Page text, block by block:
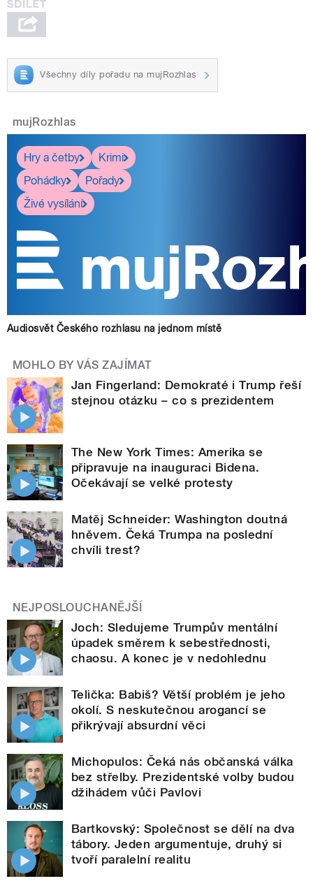
Všechny díly pořadu na mujRozhlas
mujRozhlas
Hry a četby
Krimi
Pohádky
Pořady
Živé vysílání
Audiosvět Českého rozhlasu na jednom místě
MOHLO BY VÁS ZAJÍMAT
Jan Fingerland: Demokraté i Trump řeší
stejnou otázku – co s prezidentem
The New York Times: Amerika se
připravuje na inauguraci Bidena.
Očekávají se velké protesty
Matěj Schneider: Washington doutná
hněvem. Čeká Trumpa na poslední
chvíli trest?
NEJPOSLOUCHANĚJŠÍ
Joch: Sledujeme Trumpův mentální
úpadek směrem k sebestřednosti,
chaosu. A konec je v nedohlednu
Telička: Babiš? Větší problém je jeho
okolí. S neskutečnou arogancí se
přikrývají absurdní věci
Michopulos: Čeká nás občanská válka
bez střelby. Prezidentské volby budou
džihádem vůči Pavlovi
Bartkovský: Společnost se dělí na dva
tábory. Jeden argumentuje, druhý si
tvoří paralelní realitu